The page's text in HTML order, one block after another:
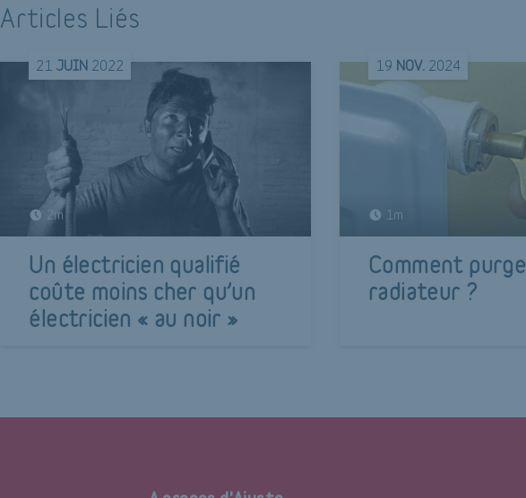
Articles Liés
21JUIN 2022
2m
Un électricien qualifié
coûte moins cher qu’un
électricien « au noir »
19 NOV. 2024
1m
Comment
radiateur ?